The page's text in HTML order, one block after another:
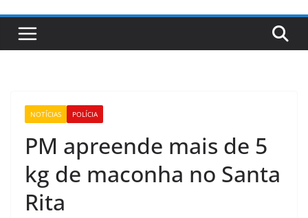
NOTÍCIAS POLÍCIA
PM apreende mais de 5
kg de maconha no Santa
Rita